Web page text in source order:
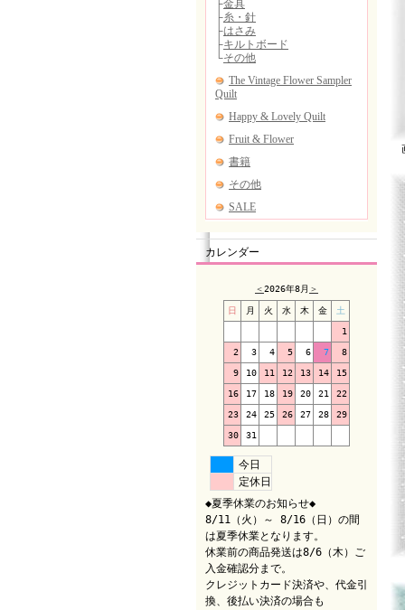
カレンダー
＜2026年8月 ＞
日 月 火 水 木 金 土
1
2 3 4 5 6 7 8
9 10 11 12 13 14 15
16 17 18 19 20 21 22
23 24 25 26 27 28 29
30 31
今日
定休日
◆夏季休業のお知らせ◆
8/11（火）～ 8/16（日）の間
は夏季休業となります。
休業前の商品発送は8/6（木）ご
入金確認分まで。
クレジットカード決済や、代金引
換、後払い決済の場合も